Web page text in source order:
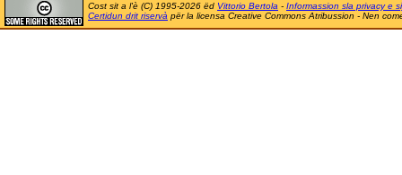
Cost sit a l'è (C) 1995-2026 ëd Vittorio Bertola - Informassion sla privacy e
Certidun drit riservà për la licensa Creative Commons Atribussion - Nen